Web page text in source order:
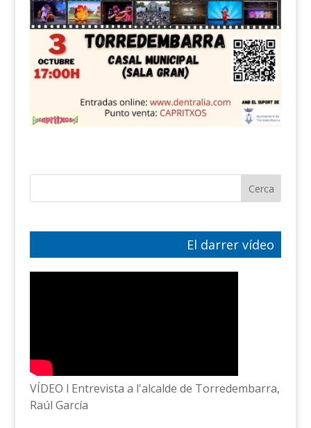
El darrer vídeo
VÍDEO l Entrevista a l'alcalde de Torredembarra,
Raúl García